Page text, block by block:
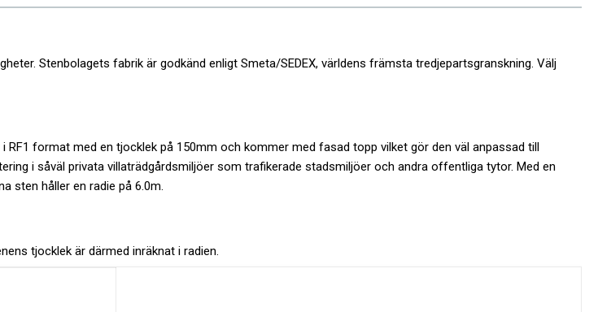
Stenbolagets fabrik är godkänd enligt Smeta/SEDEX, världens främsta tredjepartsgranskning. Välj
format med en tjocklek på 150mm och kommer med fasad topp vilket gör den väl anpassad till
i såväl privata villaträdgårdsmiljöer som trafikerade stadsmiljöer och andra offentliga tytor. Med en
sten håller en radie på 6.0m.
tjocklek är därmed inräknat i radien.